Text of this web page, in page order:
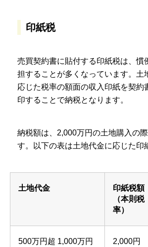
印紙税
売買契約書に貼付する印紙税は、慣
担することが多くなっています。土
応じた税率の額面の収入印紙を契約
印することで納税となります。
納税額は、2,000万円の土地購入の
す。以下の表は土地代金に応じた印
土地代金
印紙税額
（本則税
率）
500万円超 1,000万円
2,000円